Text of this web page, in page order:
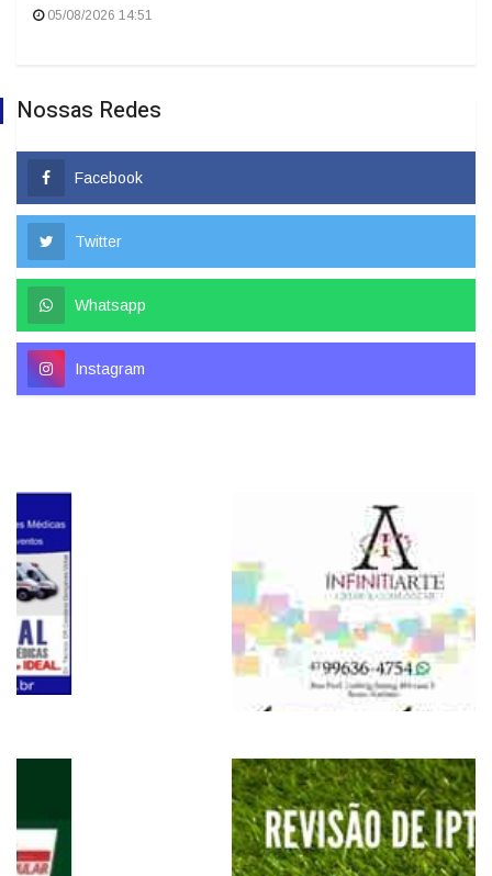
05/08/2026 14:51
Nossas Redes
Facebook
Twitter
Whatsapp
Instagram